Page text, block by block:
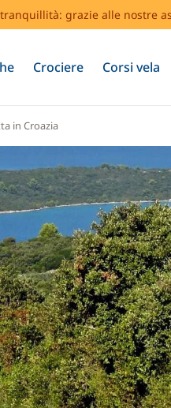
grazie alle nostre
Crociere Corsi vela
in Croazia